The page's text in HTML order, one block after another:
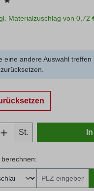
Materialzuschlag von 0,72
eine andere Auswahl
Gib den
St.